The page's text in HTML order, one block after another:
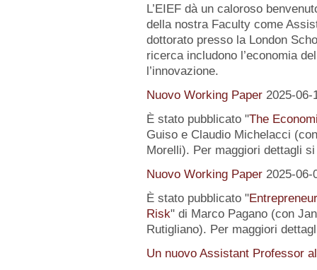
L’EIEF dà un caloroso
della nostra Faculty come
dottorato presso la London
ricerca includono l’economia
l’innovazione.
Nuovo Working Paper 2025-06-
È stato pubblicato "The
Guiso e Claudio Michelacci
Morelli). Per maggiori dettagli
Nuovo Working Paper 2025-06-
È stato pubblicato "
Risk" di Marco Pagano (con
Rutigliano). Per maggiori
Un nuovo Assistant Professor